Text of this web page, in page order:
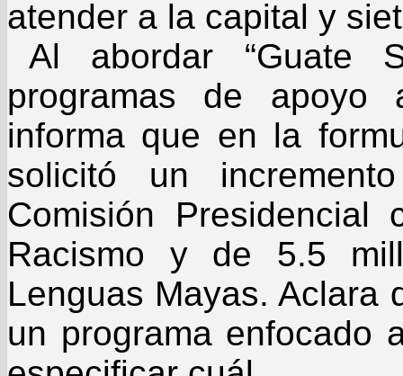
atender a la capital y
Al abordar “Guate
programas de apoyo
informa que en la
solicitó un
Comisión
Racismo y de 5.5
Lenguas Mayas. Aclara
un programa enfocado